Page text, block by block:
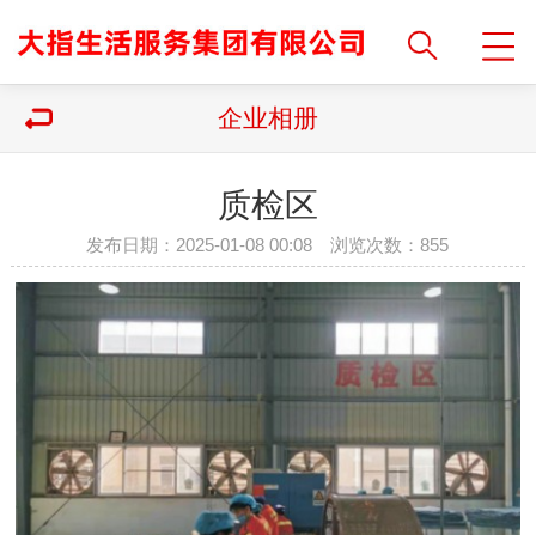
企业相册
质检区
发布日期：2025-01-08 00:08 浏览次数：855